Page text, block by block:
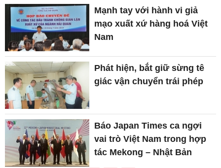
Mạnh tay với hành vi giả
mạo xuất xứ hàng hoá Việt
Nam
Phát hiện, bắt giữ sừng tê
giác vận chuyển trái phép
Báo Japan Times ca ngợi
vai trò Việt Nam trong hợp
tác Mekong – Nhật Bản